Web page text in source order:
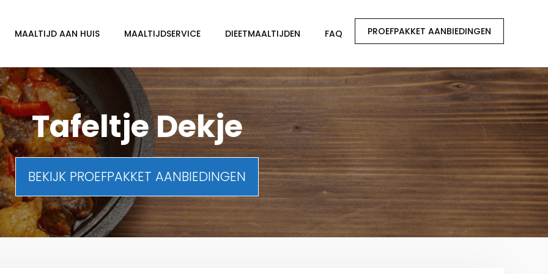
MAALTIJD AAN HUIS MAALTIJDSERVICE DIEETMAALTIJDEN FAQ PROEFPAKKET AANBIEDINGEN
Tafeltje Dekje
BEKIJK PROEFPAKKET AANBIEDINGEN